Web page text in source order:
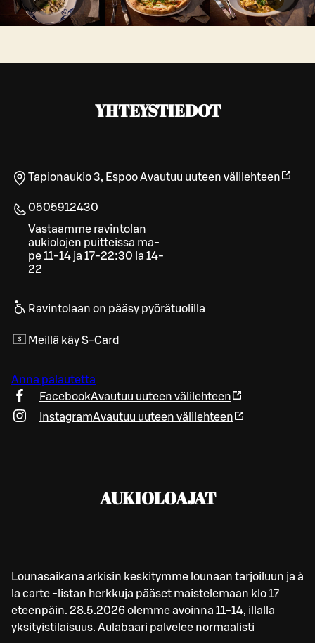
YHTEYSTIEDOT
Tapionaukio 3, EspooAvautuu uuteen välilehteen
0505912430
Vastaamme ravintolan
aukiolojen puitteissa ma-
pe 11-14 ja 17-22:30 la 14-
22
Ravintolaan on pääsy pyörätuolilla
Meillä käy S-Card
Anna palautetta
FacebookAvautuu uuteen välilehteen
InstagramAvautuu uuteen välilehteen
AUKIOLOAJAT
Lounasaikana arkisin keskitymme lounaan tarjoiluun ja à
la carte -listan herkkuja pääset maistelemaan klo 17
eteenpäin. 28.5.2026 olemme avoinna 11-14, illalla
yksityistilaisuus. Aulabaari palvelee normaalisti